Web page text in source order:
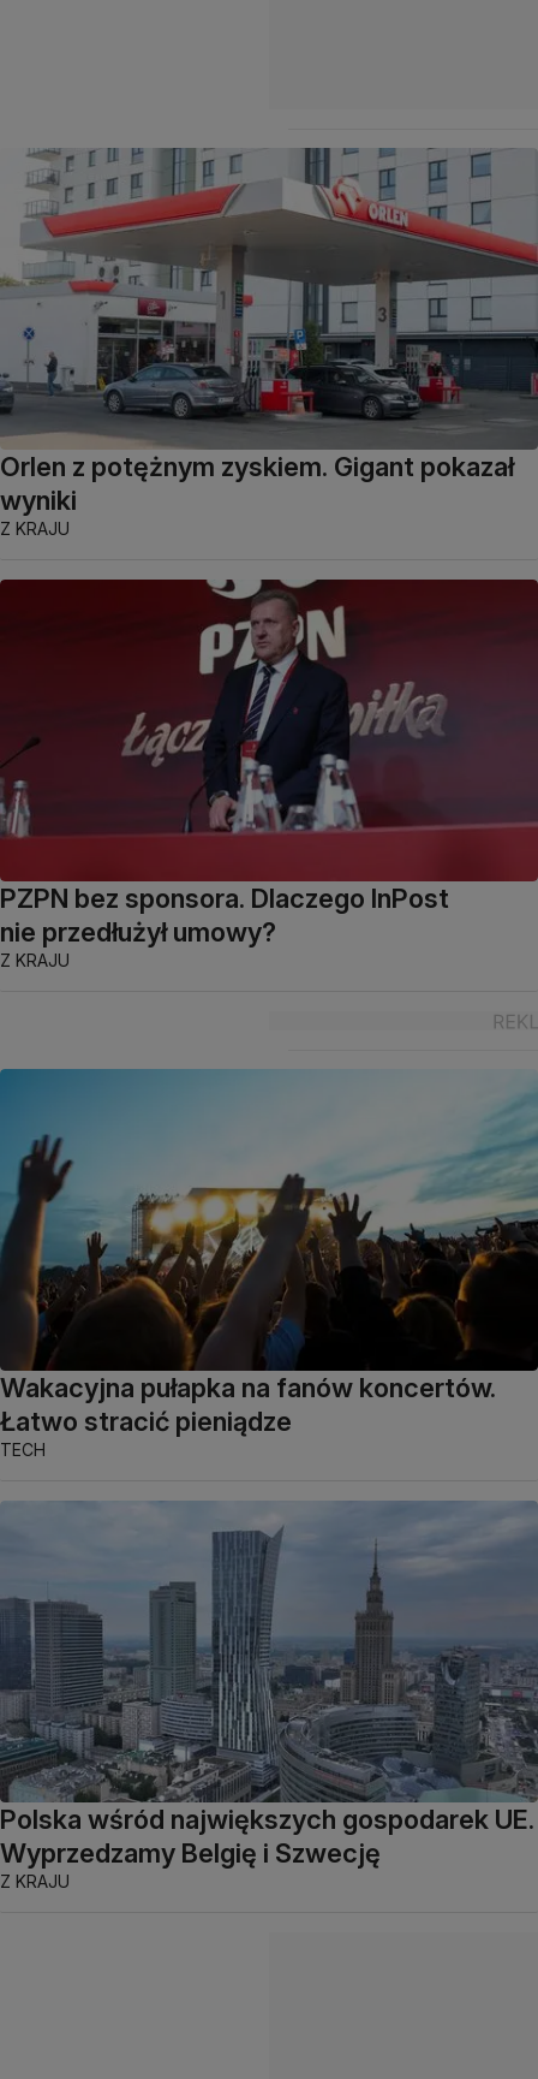
Orlen z potężnym zyskiem. Gigant pokazał
wyniki
Z KRAJU
PZPN bez sponsora. Dlaczego InPost
nie przedłużył umowy?
Z KRAJU
Wakacyjna pułapka na fanów koncertów.
Łatwo stracić pieniądze
TECH
Polska wśród największych gospodarek UE.
Wyprzedzamy Belgię i Szwecję
Z KRAJU